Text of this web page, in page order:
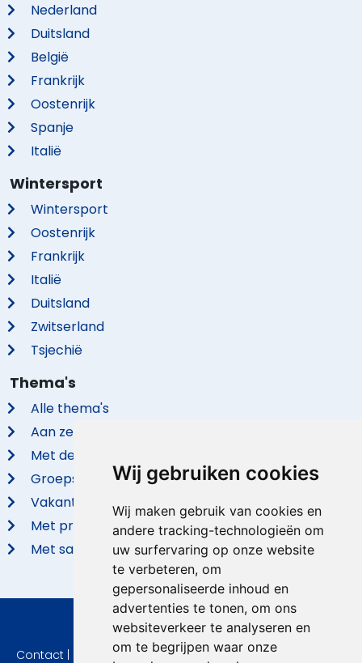
Wij gebruiken cookies
Wij maken gebruik van cookies en
andere tracking-technologieën om
uw surfervaring op onze website
te verbeteren, om
gepersonaliseerde inhoud en
advertenties te tonen, om ons
websiteverkeer te analyseren en
om te begrijpen waar onze
Nederland
Duitsland
België
Frankrijk
Oostenrijk
Spanje
Italië
Wintersport
Wintersport
Oostenrijk
Frankrijk
Italië
Duitsland
Zwitserland
Tsjechië
Thema's
Alle thema's
Aan zee
Met de hond
Groepsaccommodaties
Vakantieparken
Met privé zwembad
Met sauna
© 2026 VidaVilla.com
Contact Privacy|Cookie instellingen|Herroepingsrecht